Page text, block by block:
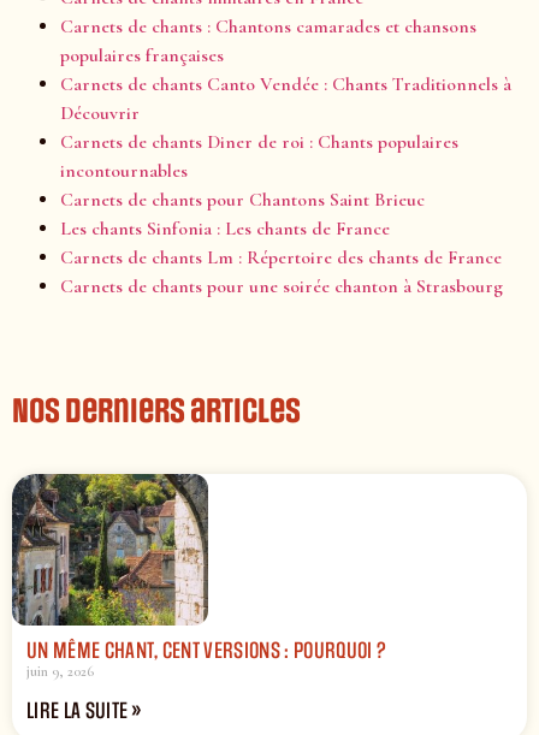
Carnets de chants : Chantons camarades et chansons
populaires françaises
Carnets de chants Canto Vendée : Chants Traditionnels à
Découvrir
Carnets de chants Diner de roi : Chants populaires
incontournables
Carnets de chants pour Chantons Saint Brieuc
Les chants Sinfonia : Les chants de France
Carnets de chants Lm : Répertoire des chants de France
Carnets de chants pour une soirée chanton à Strasbourg
Nos derniers articles
UN MÊME CHANT, CENT VERSIONS : POURQUOI ?
juin 9, 2026
LIRE LA SUITE »